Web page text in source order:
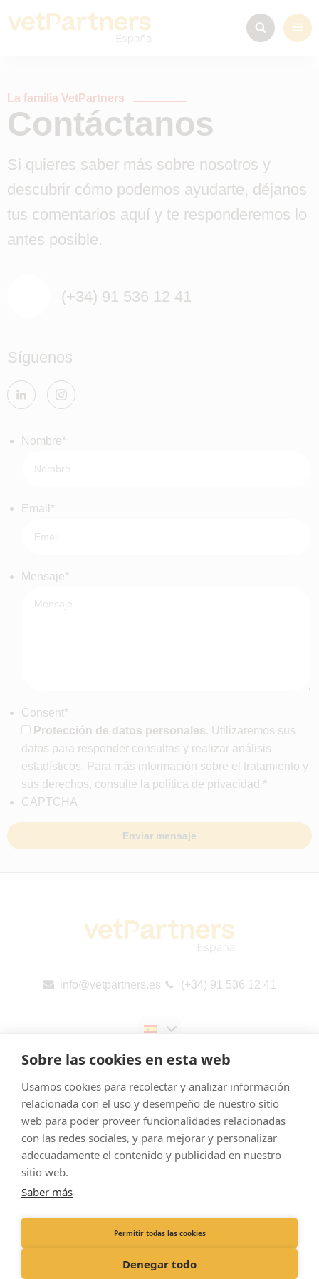
Sobre las cookies en esta web
Usamos cookies para recolectar y analizar información
relacionada con el uso y desempeño de nuestro sitio
web para poder proveer funcionalidades relacionadas
con las redes sociales, y para mejorar y personalizar
adecuadamente el contenido y publicidad en nuestro
sitio web.
Saber más
Permitir todas las cookies
Denegar todo
La familia VetPartners
Contáctanos
Si quieres saber más sobre nosotros y
descubrir cómo podemos ayudarte, déjanos
tus comentarios aquí y te responderemos lo
antes posible.
(+34) 91 536 12 41
Síguenos
Nombre*
Email *
Mensaje*
Consent*
Protección de datos personales. Utilizaremos sus
datos para responder consultas y realizar análisis
estadísticos. Para más información sobre el tratamiento y
sus derechos, consulte la política de privacidad .*
CAPTCHA
info@vetpartners.es (+34) 91 536 12 41
Aviso legal
Cookies
Informes públicos por país (CbCR) de la UE